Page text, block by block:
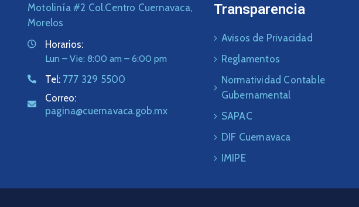
Motolinía #2 Col.Centro Cuernavaca,
Morelos
Horarios:
Lun – Vie: 8:00 am – 6:00 pm
Tel: 777 329 5500
Correo:
pagina@cuernavaca.gob.mx
Transparencia
Avisos de Privacidad
Reglamentos
Normatividad Contable
Gubernamental
SAPAC
DIF Cuernavaca
IMIPE